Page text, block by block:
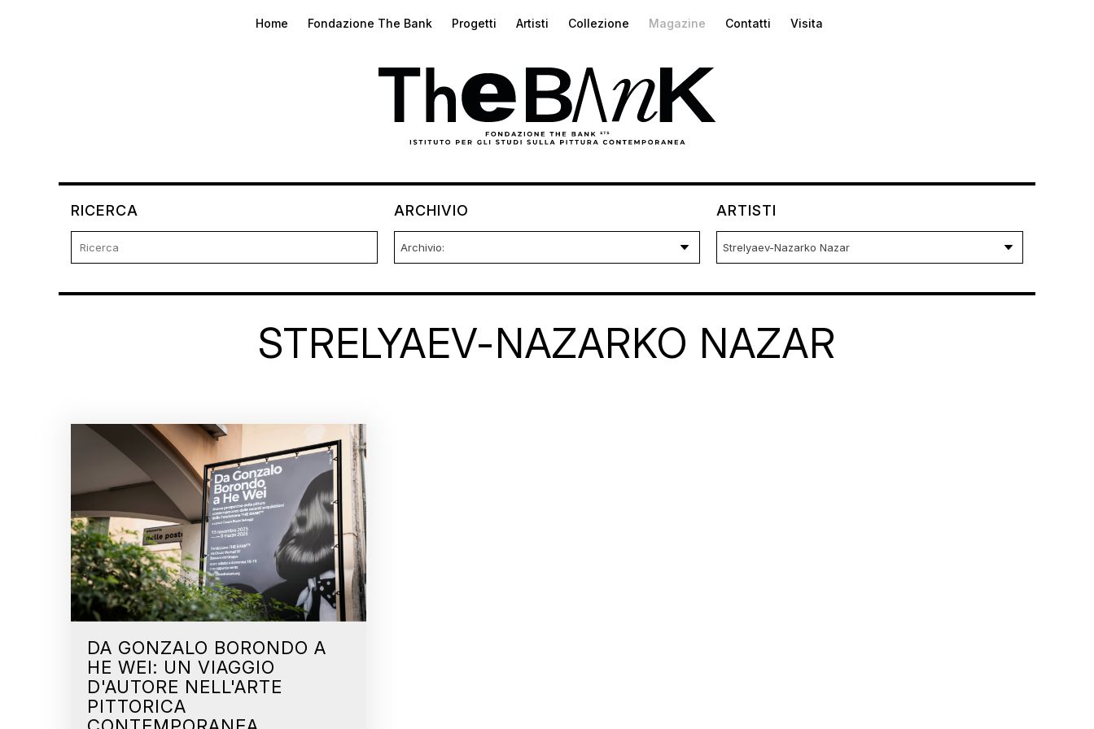
Home Fondazione The Bank Progetti Artisti Collezione Magazine Contatti Visita
RICERCA ARCHIVIO ARTISTI
STRELYAEV-NAZARKO NAZAR
DA GONZALO BORONDO A
HE WEI: UN VIAGGIO
D'AUTORE NELL'ARTE
PITTORICA